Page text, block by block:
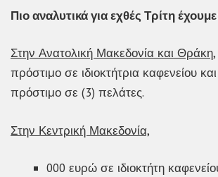
Πιο αναλυτικά για εχθές Τρίτη
Στην Ανατολική Μακεδονία και Θράκη,
πρόστιμο σε ιδιοκτήτρια καφενείου
πρόστιμο σε (3) πελάτες.
Στην Κεντρική Μακεδονία,
000 ευρώ σε ιδιοκτήτη